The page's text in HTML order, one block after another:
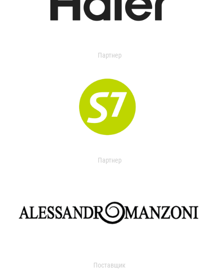
Партнер
Партнер
Поставщик